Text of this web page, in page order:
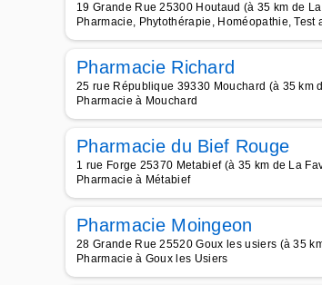
19 Grande Rue 25300 Houtaud (à 35 km de
Pharmacie, Phytothérapie, Homéopathie,
Pharmacie Richard
25 rue République 39330 Mouchard (à 35 km
Pharmacie à Mouchard
Pharmacie du Bief Rouge
1 rue Forge 25370 Metabief (à 35 km de La
Pharmacie à Métabief
Pharmacie Moingeon
28 Grande Rue 25520 Goux les usiers (à 35
Pharmacie à Goux les Usiers